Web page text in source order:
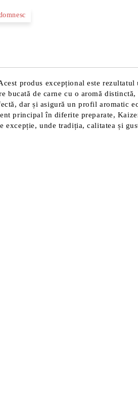
produs excepțional este rezultatul
bucată de carne cu o aromă distinctă,
dar și asigură un profil aromatic
principal în diferite preparate,
excepție, unde tradiția, calitatea și